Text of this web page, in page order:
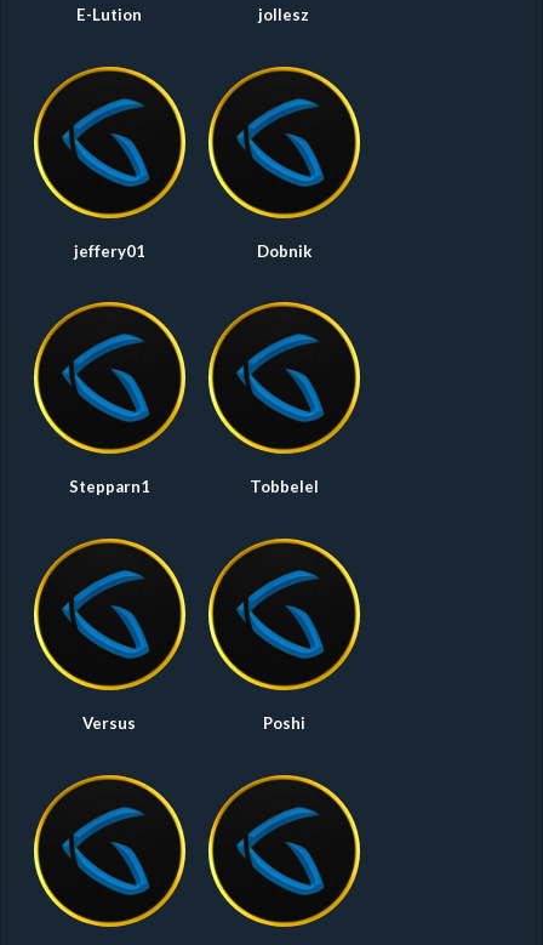
E-Lution jollesz
jeffery01 Dobnik
Stepparn1 Tobbelel
Versus Poshi